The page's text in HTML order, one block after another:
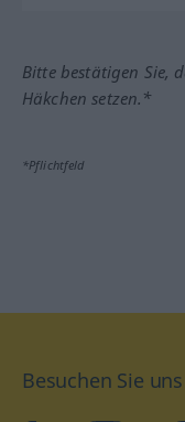
Bitte bestätigen Sie,
Häkchen setzen.*
*Pflichtfeld
Besuchen Sie